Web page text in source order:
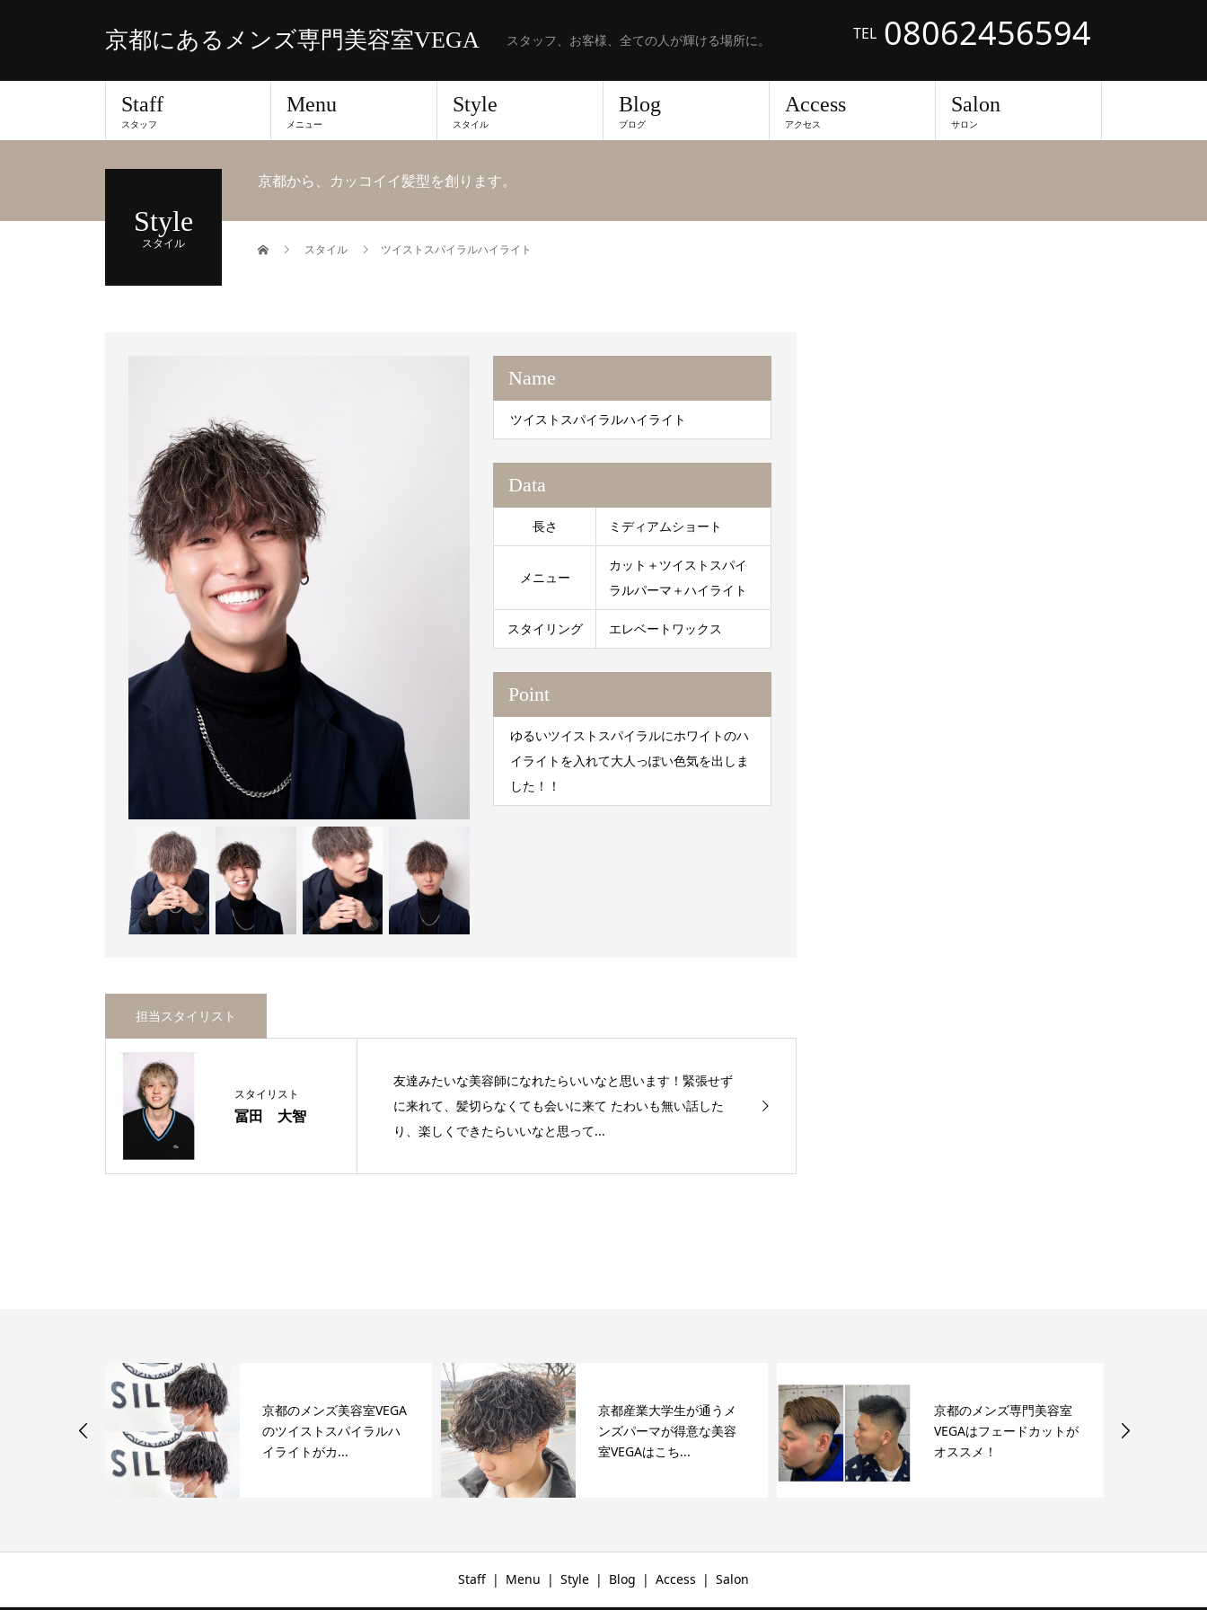
京都にあるメンズ専門美容室VEGA スタッフ、お客様、全ての人が輝ける場所に。 TEL 08062456594
Staff
スタッフ
Menu
メニュー
Style
スタイル
Blog
ブログ
Access
アクセス
Salon
サロン
Style
スタイル
京都から、カッコイイ髪型を創ります。
スタイル ツイストスパイラルハイライト
Name
ツイストスパイラルハイライト
Data
長さ ミディアムショート
メニュー
カット＋ツイストスパイ
ラルパーマ＋ハイライト
スタイリング エレベートワックス
Point
ゆるいツイストスパイラルにホワイトのハ
イライトを入れて大人っぽい色気を出しま
した！！
担当スタイリスト
スタイリスト
冨田 大智
友達みたいな美容師になれたらいいなと思います！緊張せず
に来れて、髪切らなくても会いに来て たわいも無い話した
り、楽しくできたらいいなと思って...
京都のメンズ美容室VEGA
のツイストスパイラルハ
イライトがカ...
京都産業大学生が通うメ
ンズパーマが得意な美容
室VEGAはこち...
京都のメンズ専門美容室
VEGAはフェードカットが
オススメ！
Staff Menu Style Blog Access Salon